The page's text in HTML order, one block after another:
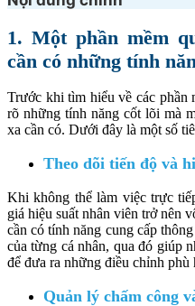
1. Một phần mềm
cần có những tính
Trước khi tìm hiểu về các phần
rõ những tính năng cốt lõi mà
xa cần có. Dưới đây là một số
Theo dõi tiến độ và
Khi không thể làm việc trực
giá hiệu suất nhân viên trở nên
cần có tính năng cung cấp
của từng cá nhân, qua đó giúp
để đưa ra những điều chỉnh phù
Quản lý chấm công